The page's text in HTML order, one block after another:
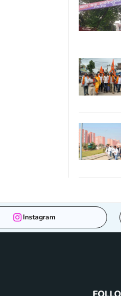
Instagram